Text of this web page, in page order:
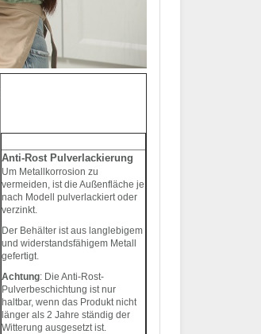
Anti-Rost Pulverlackierung
Um Metallkorrosion zu
vermeiden, ist die Außenfläche je
nach Modell pulverlackiert oder
verzinkt.
Der Behälter ist aus langlebigem
und widerstandsfähigem Metall
gefertigt.
Achtung: Die Anti-Rost-
Pulverbeschichtung ist nur
haltbar, wenn das Produkt nicht
länger als 2 Jahre ständig der
Witterung ausgesetzt ist.